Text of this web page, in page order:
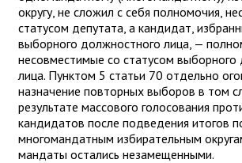
округу, не сложил с себя полномочия,
статусом депутата, а кандидат,
выборного должностного лица, —
несовместимые со статусом выборного
лица. Пунктом 5 статьи 70 отдельно
назначение повторных выборов в том
результате массового голосования
кандидатов после подведения итогов
многомандатным избирательным
мандаты остались незамещенными.